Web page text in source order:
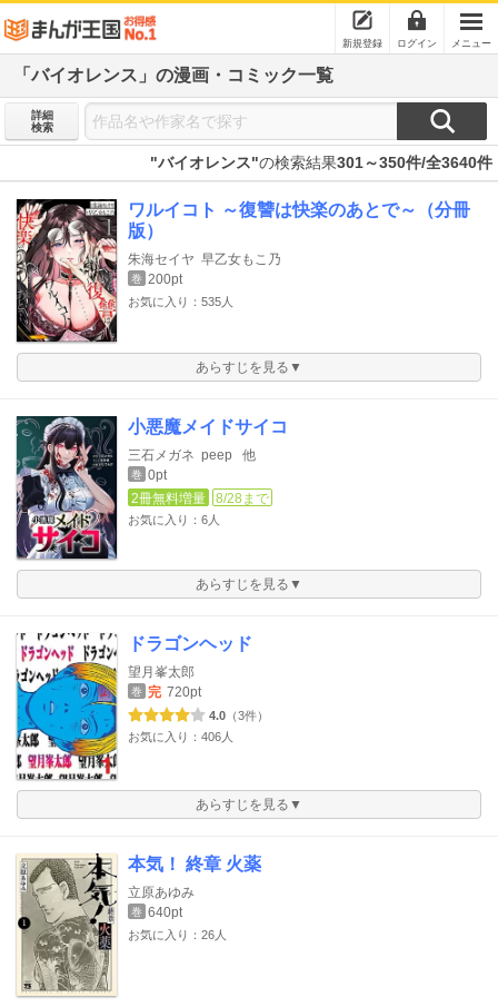
新規登録 ログイン メニュー
「バイオレンス」の漫画・コミック一覧
詳細
検索
"バイオレンス"の検索結果301～350件/全3640件
ワルイコト ～復讐は快楽のあとで～（分冊
版）
朱海セイヤ 早乙女もこ乃
巻 200pt
お気に入り：535人
あらすじを見る▼
小悪魔メイドサイコ
三石メガネ peep 他
巻 0pt
2冊無料増量
8/28まで
お気に入り：6人
あらすじを見る▼
ドラゴンヘッド
望月峯太郎
巻 完 720pt
4.0 （3件）
お気に入り：406人
あらすじを見る▼
本気！ 終章 火薬
立原あゆみ
巻 640pt
お気に入り：26人